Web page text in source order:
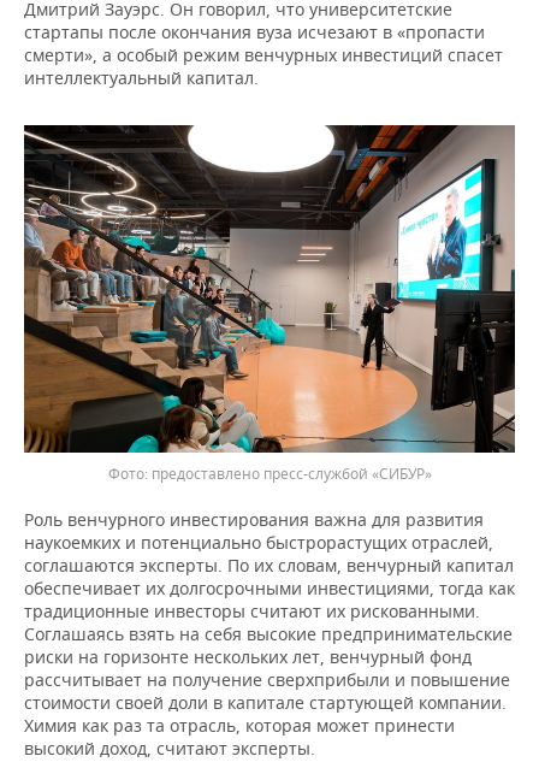
Дмитрий Зауэрс. Он говорил, что университетские
стартапы после окончания вуза исчезают в «пропасти
смерти», а особый режим венчурных инвестиций спасет
интеллектуальный капитал.
предоставлено пресс-службой «СИБУР»
Роль венчурного инвестирования важна для развития
наукоемких и потенциально быстрорастущих отраслей,
соглашаются эксперты. По их словам, венчурный капитал
обеспечивает их долгосрочными инвестициями, тогда как
традиционные инвесторы считают их рискованными.
Соглашаясь взять на себя высокие предпринимательские
риски на горизонте нескольких лет, венчурный фонд
рассчитывает на получение сверхприбыли и повышение
стоимости своей доли в капитале стартующей компании.
Химия как раз та отрасль, которая может принести
высокий доход, считают эксперты.